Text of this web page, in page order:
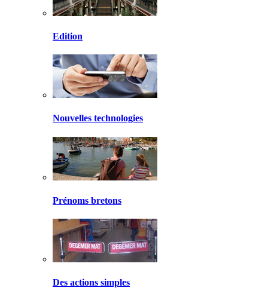
Edition
Nouvelles technologies
Prénoms bretons
Des actions simples